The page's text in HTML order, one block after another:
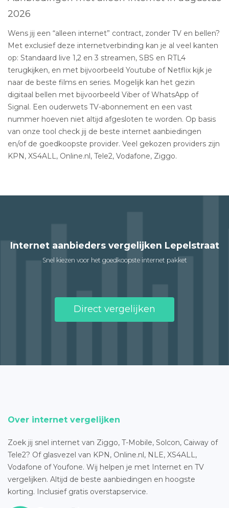
2026
Wens jij een “alleen internet” contract, zonder TV en bellen?
Met exclusief deze internetverbinding kan je al veel kanten
op: Standaard live 1,2 en 3 streamen, SBS en RTL4
terugkijken, en met bijvoorbeeld Youtube of Netflix kijk je
naar de beste films en series. Mogelijk kan het gezin
digitaal bellen met bijvoorbeeld Viber of WhatsApp of
Signal. Een ouderwets TV-abonnement en een vast
nummer hoeven niet altijd afgesloten te worden. Op basis
van onze tool check jij de beste internet aanbiedingen
en/of de goedkoopste provider. Veel gekozen providers zijn
KPN, XS4ALL, Online.nl, Tele2, Vodafone, Ziggo.
Internet aanbieders vergelijken Lepelstraat
Snel kiezen voor het goedkoopste internet pakket
Direct vergelijken
Over internet vergelijken
Zoek jij snel internet van Ziggo, T-Mobile, Solcon, Caiway of
Tele2? Of glasvezel van KPN, Online.nl, NLE, XS4ALL,
Vodafone of Youfone. Wij helpen je met Internet en TV
vergelijken. Altijd de beste aanbiedingen en hoogste
korting. Inclusief gratis overstapservice.